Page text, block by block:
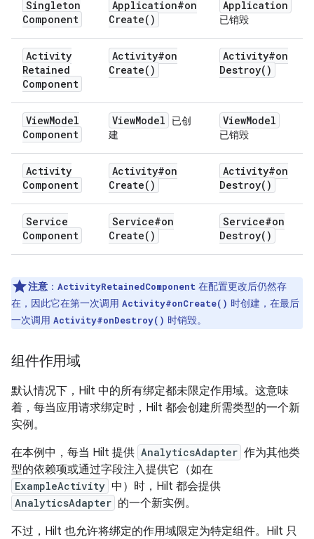
Singleton
Component
Application#on
Create( )
Application
已销毁
Activity
Retained
Component
Activity#on
Create( )
Activity#on
Destroy( )
ViewModel
Component
ViewModel
已创
建
ViewModel
已销毁
Activity
Component
Activity#on
Create( )
Activity#on
Destroy( )
Service
Component
Service#on
Create( )
Service#on
Destroy( )
注意 ： ActivityRetainedComponent 在配置更改后仍然存
在，因此它在第一次调用 Activity#onCreate() 时创建，在最后
一次调用 Activity#onDestroy() 时销毁。
组件作用域
默认情况下，Hilt 中的所有绑定都未限定作用域。 这意味
着，每当应用请求绑定时，Hilt 都会创建所需类型的一个新
实例。
在本例中，每当 Hilt 提供 AnalyticsAdapter 作为其他类
型的依赖项或通过字段注入提供它（如在
ExampleActivity 中）时，Hilt 都会提供
AnalyticsAdapter 的一个新实例。
不过，Hilt 也允许将绑定的作用域限定为特定组件。Hilt 只